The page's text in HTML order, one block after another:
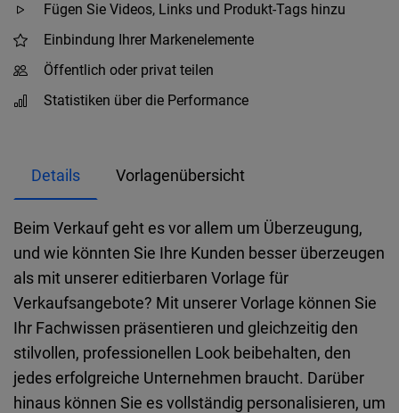
Fügen Sie Videos, Links und Produkt-Tags hinzu
Einbindung Ihrer Markenelemente
Öffentlich oder privat teilen
Statistiken über die Performance
Details Vorlagenübersicht
Beim Verkauf geht es vor allem um Überzeugung,
und wie könnten Sie Ihre Kunden besser überzeugen
als mit unserer editierbaren Vorlage für
Verkaufsangebote? Mit unserer Vorlage können Sie
Ihr Fachwissen präsentieren und gleichzeitig den
stilvollen, professionellen Look beibehalten, den
jedes erfolgreiche Unternehmen braucht. Darüber
hinaus können Sie es vollständig personalisieren, um